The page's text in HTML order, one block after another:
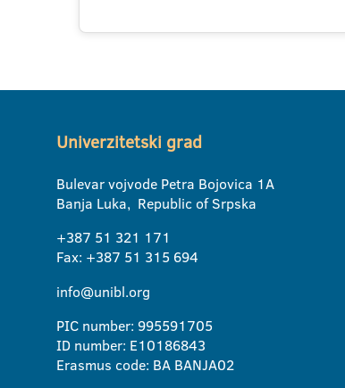
Univerzitetski grad
Bulevar vojvode Petra Bojovica 1A
Banja Luka, Republic of Srpska
+387 51 321 171
Fax: +387 51 315 694
info@unibl.org
PIC number: 995591705
ID number: E10186843
Erasmus code: BA BANJA02